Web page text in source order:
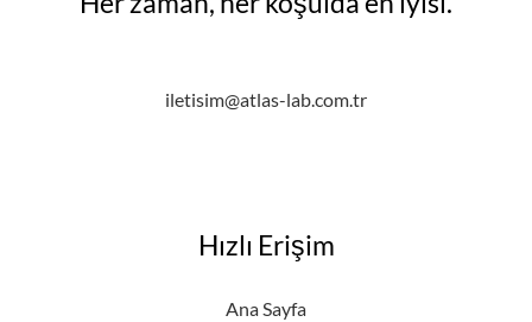
iletisim@atlas-lab.com.tr
Hızlı Erişim
Ana Sayfa